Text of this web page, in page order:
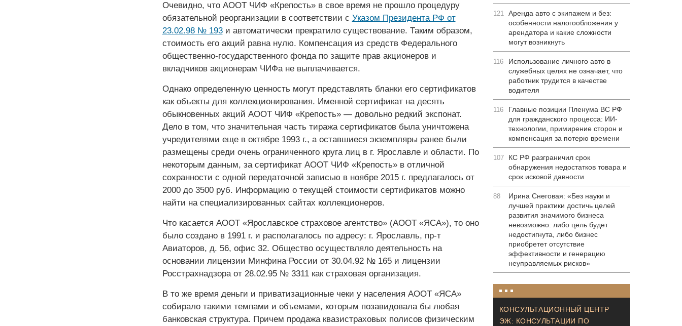
Очевидно, что АООТ ЧИФ «Крепость» в свое время не прошло процедуру
обязательной реорганизации в соответствии с Указом Президента РФ от
23.02.98 № 193и автоматически прекратило существование. Таким образом,
стоимость его акций равна нулю. Компенсация из средств Федерального
общественно-государственного фонда по защите прав акционеров и
вкладчиков акционерам ЧИФа не выплачивается.
Однако определенную ценность могут представлять бланки его сертификатов
как объекты для коллекционирования. Именной сертификат на десять
обыкновенных акций АООТ ЧИФ «Крепость» — довольно редкий экспонат.
Дело в том, что значительная часть тиража сертификатов была уничтожена
учредителями еще в октябре 1993 г., а оставшиеся экземпляры ранее были
размещены среди очень ограниченного круга лиц в г. Ярославле и области. По
некоторым данным, за сертификат АООТ ЧИФ «Крепость» в отличной
сохранности с одной передаточной записью в ноябре 2015 г. предлагалось от
2000 до 3500 руб. Информацию о текущей стоимости сертификатов можно
найти на специализированных сайтах коллекционеров.
Что касается АООТ «Ярославское страховое агентство» (АООТ «ЯСА»), то оно
было создано в 1991 г. и располагалось по адресу: г. Ярославль, пр-т
Авиаторов, д. 56, офис 32. Общество осуществляло деятельность на
основании лицензии Минфина России от 30.04.92 № 165 и лицензии
Росстрахнадзора от 28.02.95 № 3311 как страховая организация.
В то же время деньги и приватизационные чеки у населения АООТ «ЯСА»
собирало такими темпами и объемами, которым позавидовала бы любая
банковская структура. Причем продажа квазистраховых полисов физическим
121 Аренда авто с экипажем и без:
особенности налогообложения у
арендатора и какие сложности
могут возникнуть
116
Использование личного авто в
служебных целях не означает, что
работник трудится в качестве
водителя
116
Главные позиции Пленума ВС РФ
для гражданского процесса: ИИ-
технологии, примирение сторон и
компенсация за потерю времени
107
КС РФ разграничил срок
обнаружения недостатков товара и
срок исковой давности
88
Ирина Снеговая: «Без науки и
лучшей практики достичь целей
развития значимого бизнеса
невозможно: либо цель будет
недостигнута, либо бизнес
приобретет отсутствие
эффективности и генерацию
неуправляемых рисков»
КОНСУЛЬТАЦИОННЫЙ ЦЕНТР
ЭЖ: КОНСУЛЬТАЦИИ ПО